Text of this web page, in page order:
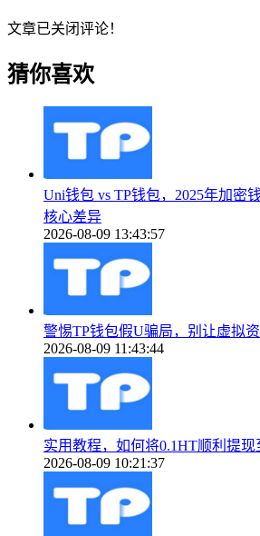
文章已关闭评论！
猜你喜欢
Uni钱包 vs TP钱包，2025年加密
核心差异
2026-08-09 13:43:57
警惕TP钱包假U骗局，别让虚拟
2026-08-09 11:43:44
实用教程，如何将0.1HT顺利提现
2026-08-09 10:21:37